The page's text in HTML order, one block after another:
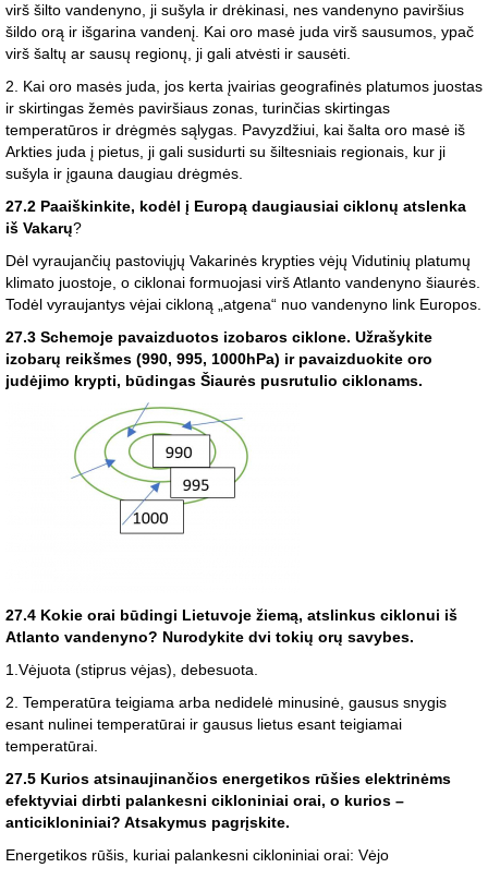
virš šilto vandenyno, ji sušyla ir drėkinasi, nes vandenyno paviršius
šildo orą ir išgarina vandenį. Kai oro masė juda virš sausumos, ypač
virš šaltų ar sausų regionų, ji gali atvėsti ir sausėti.
2. Kai oro masės juda, jos kerta įvairias geografinės platumos juostas
ir skirtingas žemės paviršiaus zonas, turinčias skirtingas
temperatūros ir drėgmės sąlygas. Pavyzdžiui, kai šalta oro masė iš
Arkties juda į pietus, ji gali susidurti su šiltesniais regionais, kur ji
sušyla ir įgauna daugiau drėgmės.
27.2 Paaiškinkite, kodėl į Europą daugiausiai ciklonų atslenka
iš Vakarų?
Dėl vyraujančių pastoviųjų Vakarinės krypties vėjų Vidutinių platumų
klimato juostoje, o ciklonai formuojasi virš Atlanto vandenyno šiaurės.
Todėl vyraujantys vėjai cikloną „atgena“ nuo vandenyno link Europos.
27.3 Schemoje pavaizduotos izobaros ciklone. Užrašykite
izobarų reikšmes (990, 995, 1000hPa) ir pavaizduokite oro
judėjimo krypti, būdingas Šiaurės pusrutulio ciklonams.
27.4 Kokie orai būdingi Lietuvoje žiemą, atslinkus ciklonui iš
Atlanto vandenyno? Nurodykite dvi tokių orų savybes.
1.Vėjuota (stiprus vėjas), debesuota.
2. Temperatūra teigiama arba nedidelė minusinė, gausus snygis
esant nulinei temperatūrai ir gausus lietus esant teigiamai
temperatūrai.
27.5 Kurios atsinaujinančios energetikos rūšies elektrinėms
efektyviai dirbti palankesni cikloniniai orai, o kurios –
anticikloniniai? Atsakymus pagrįskite.
Energetikos rūšis, kuriai palankesni cikloniniai orai: Vėjo